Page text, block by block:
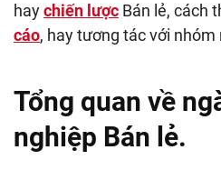
haychiến lược Bán lẻ, cách
cáo, hay tương tác với
Tổng quan về
nghiệp Bán lẻ.